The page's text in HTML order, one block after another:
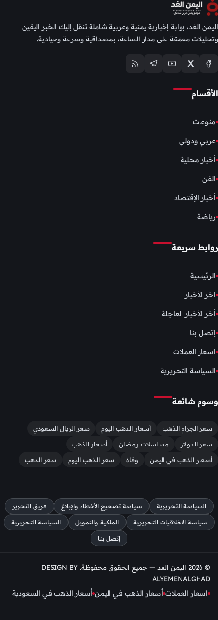
اليمن الغد، بوابة إخبارية يمنية وعربية شاملة تنقل إليك الخبر اليقين
وتحليلات معمّقة على مدار الساعة، بمصداقية وسرعة وحيادية.
الأقسام
منوعات
عربي ودولي
أخبار محلية
الفن
أخبار الإقتصاد
رياضة
روابط سريعة
الرئيسية
آخر الأخبار
أخر الأخبار العاجلة
إتصل بنا
اسعار العملات
السياسة التحريرية
وسوم شائعة
سعر الجرام الذهب أسعار الذهب اليوم
سعر الريال السعودي
سعر الدولار
مسلسلات رمضان
أسعار الذهب
أسعار الذهب في اليمن
وفاة سعر الذهب اليوم سعر الذهب
السياسة التحريرية سياسة تصحيح الأخطاء والإبلاغ فريق التحرير
سياسة الأخلاقيات التحريرية الملكية والتمويل السياسة التحريرية
إتصل بنا
© 2026 اليمن الغد — جميع الحقوق محفوظة. DESIGN BY
ALYEMENALGHAD
اسعار العملات أسعار الذهب في اليمن أسعار الذهب في السعودية